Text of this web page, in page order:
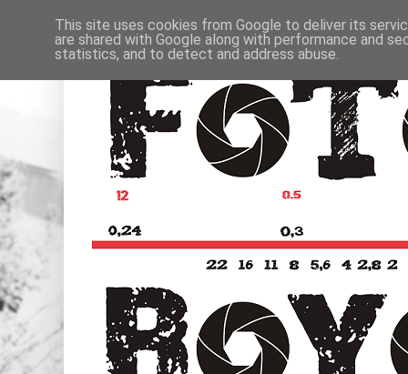
This site uses cookies from Google to deliver its
are shared with Google along with performance and
statistics, and to detect and address abuse.